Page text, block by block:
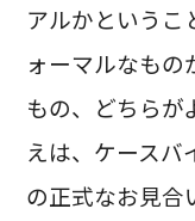
アルかというこ
ォーマルなも
もの、どちらが
えは、ケースバ
の正式なお見合